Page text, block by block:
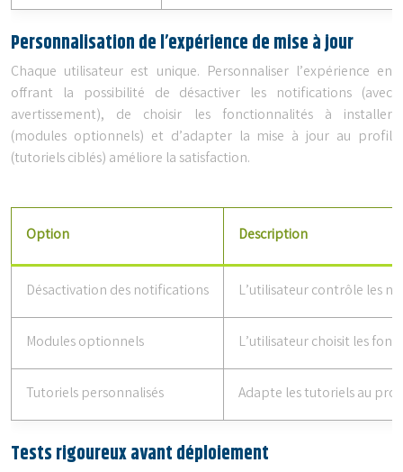
Personnalisation de l’expérience de mise à jour
Chaque utilisateur est unique. Personnaliser l’expérience en
offrant la possibilité de désactiver les notifications (avec
avertissement), de choisir les fonctionnalités à installer
(modules optionnels) et d’adapter la mise à jour au profil
(tutoriels ciblés) améliore la satisfaction.
Option Description
Désactivation des notifications L’utilisateur contrôle les
Modules optionnels L’utilisateur choisit les
Tutoriels personnalisés Adapte les tutoriels au
Tests rigoureux avant déploiement